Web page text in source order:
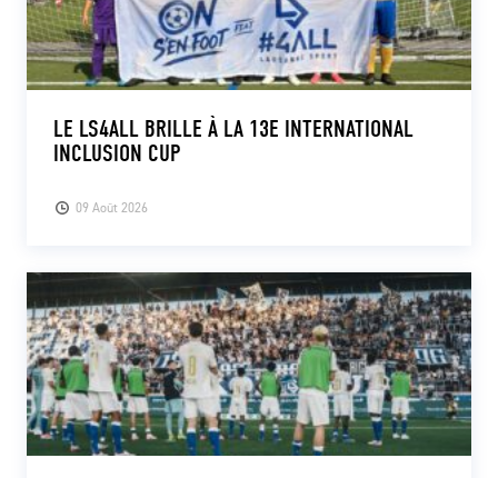
09 Août 2026
LE LS4ALL BRILLE À LA 13E INTERNATIONAL
INCLUSION CUP